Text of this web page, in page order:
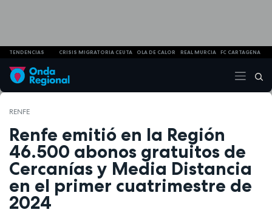
TENDENCIAS CRISIS MIGRATORIA CEUTA OLA DE CALOR REAL MURCIA FC CARTAGENA
RENFE
Renfe emitió en la Región
46.500 abonos gratuitos de
Cercanías y Media Distancia
en el primer cuatrimestre de
2024